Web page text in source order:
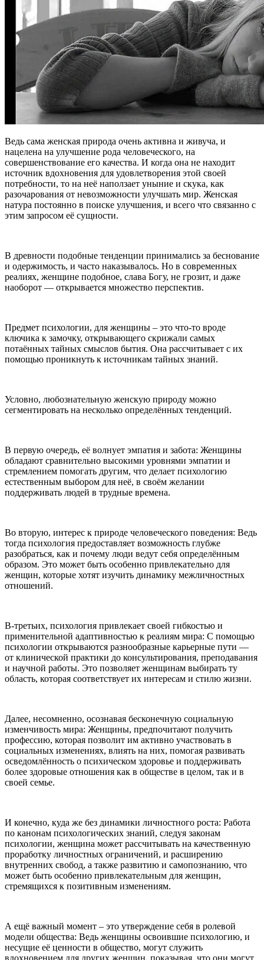
Ведь сама женская природа очень активна и живуча, и
нацелена на улучшение рода человеческого, на
совершенствование его качества. И когда она не находит
источник вдохновения для удовлетворения этой своей
потребности, то на неё наползает уныние и скука, как
разочарования от невозможности улучшать мир. Женская
натура постоянно в поиске улучшения, и всего что связанно с
этим запросом её сущности.
В древности подобные тенденции принимались за беснование
и одержимость, и часто наказывалось. Но в современных
реалиях, женщине подобное, слава Богу, не грозит, и даже
наоборот — открывается множество перспектив.
Предмет психологии, для женщины – это что-то вроде
ключика к замочку, открывающего скрижали самых
потаённых тайных смыслов бытия. Она рассчитывает с их
помощью проникнуть к источникам тайных знаний.
Условно, любознательную женскую природу можно
сегментировать на несколько определённых тенденций.
В первую очередь, её волнует эмпатия и забота: Женщины
обладают сравнительно высокими уровнями эмпатии и
стремлением помогать другим, что делает психологию
естественным выбором для неё, в своём желании
поддерживать людей в трудные времена.
Во вторую, интерес к природе человеческого поведения: Ведь
тогда психология предоставляет возможность глубже
разобраться, как и почему люди ведут себя определённым
образом. Это может быть особенно привлекательно для
женщин, которые хотят изучить динамику межличностных
отношений.
В-третьих, психология привлекает своей гибкостью и
применительной адаптивностью к реалиям мира: С помощью
психологии открываются разнообразные карьерные пути —
от клинической практики до консультирования, преподавания
и научной работы. Это позволяет женщинам выбирать ту
область, которая соответствует их интересам и стилю жизни.
Далее, несомненно, осознавая бесконечную социальную
изменчивость мира: Женщины, предпочитают получить
профессию, которая позволит им активно участвовать в
социальных изменениях, влиять на них, помогая развивать
осведомлённость о психическом здоровье и поддерживать
более здоровые отношения как в обществе в целом, так и в
своей семье.
И конечно, куда же без динамики личностного роста: Работа
по канонам психологических знаний, следуя законам
психологии, женщина может рассчитывать на качественную
проработку личностных ограничений, и расширению
внутренних свобод, а также развитию и самопознанию, что
может быть особенно привлекательным для женщин,
стремящихся к позитивным изменениям.
А ещё важный момент – это утверждение себя в ролевой
модели общества: Ведь женщины освоившие психологию, и
несущие её ценности в общество, могут служить